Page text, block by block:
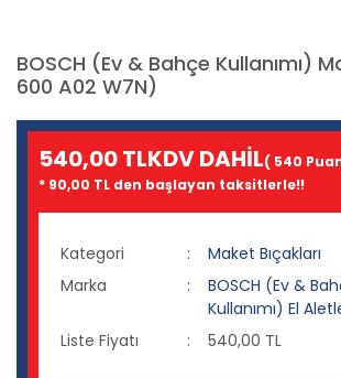
BOSCH (Ev & Bahçe Kullanımı)
600 A02 W7N)
540,00 TLKDV DAHİL( 540
* 90,00 TL den başlayan taksitlerle!!
Kategori
Maket Bıçakları
Marka
BOSCH (Ev &
Kullanımı) El
Liste Fiyatı
540,00 TL